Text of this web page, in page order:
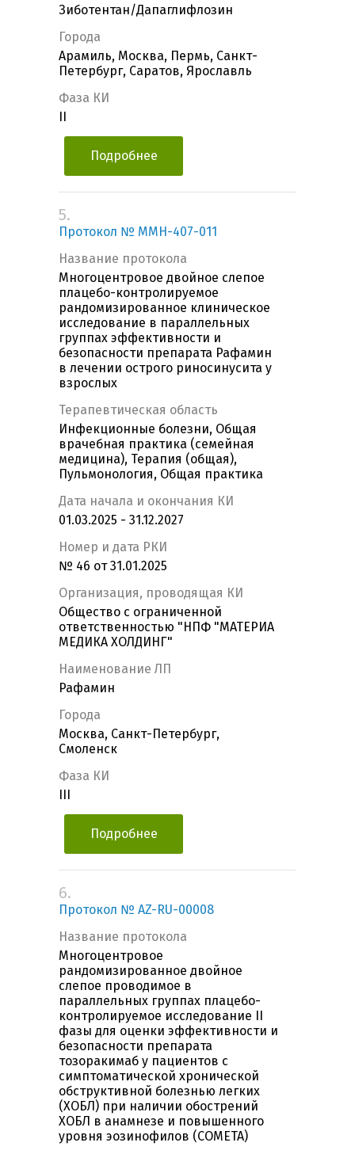
Зиботентан/Дапаглифлозин
Города
Арамиль, Москва, Пермь, Санкт-
Петербург, Саратов, Ярославль
Фаза КИ
Подробнее
5.
Протокол № MMH-407-011
Название протокола
Многоцентровое двойное слепое
плацебо-контролируемое
рандомизированное клиническое
исследование в параллельных
группах эффективности и
безопасности препарата Рафамин
в лечении острого риносинусита у
взрослых
Терапевтическая область
Инфекционные болезни, Общая
врачебная практика (семейная
медицина), Терапия (общая),
Пульмонология, Общая практика
Дата начала и окончания КИ
01.03.2025 - 31.12.2027
Номер и дата РКИ
№ 46 от 31.01.2025
Организация, проводящая КИ
Общество с ограниченной
ответственностью "НПФ "МАТЕРИА
МЕДИКА ХОЛДИНГ"
Наименование ЛП
Рафамин
Города
Москва, Санкт-Петербург,
Смоленск
Фаза КИ
Подробнее
6.
Протокол № AZ-RU-00008
Название протокола
Многоцентровое
рандомизированное двойное
слепое проводимое в
параллельных группах плацебо-
контролируемое исследование II
фазы для оценки эффективности и
безопасности препарата
тозоракимаб у пациентов c
симптоматической хронической
обструктивной болезнью легких
(ХОБЛ) при наличии обострений
ХОБЛ в анамнезе и повышенного
уровня эозинофилов (COMETA)